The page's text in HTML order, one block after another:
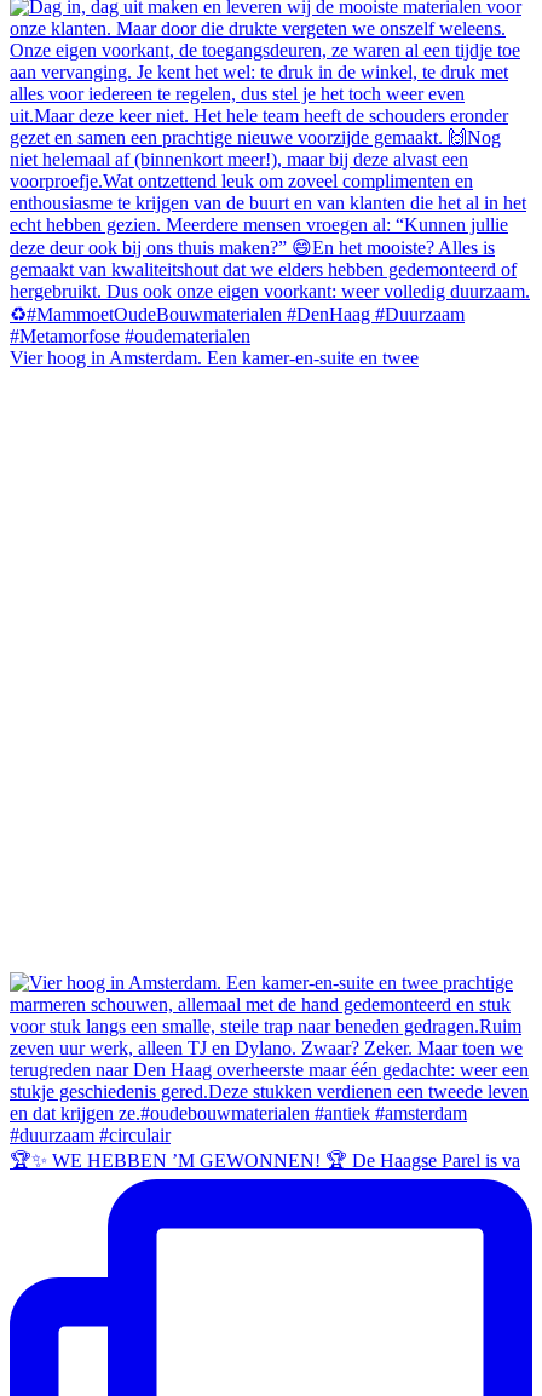
Vier hoog in Amsterdam. Een kamer-en-suite en twee
🏆✨ WE HEBBEN ’M GEWONNEN! 🏆 De Haagse Parel is va